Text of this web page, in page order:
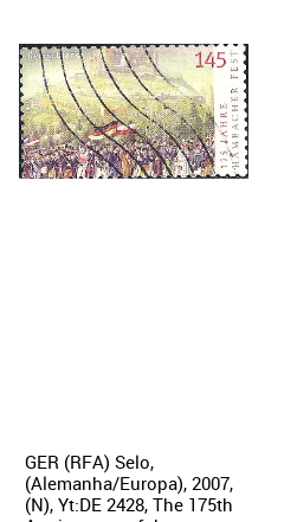
GER (RFA) Selo,
(Alemanha/Europa), 2007,
(N), Yt:DE 2428, The 175th